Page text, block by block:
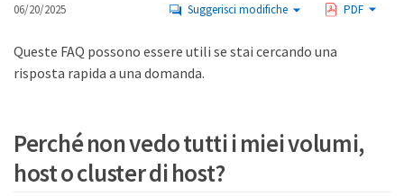
06/20/2025 Suggerisci modifiche PDF
Queste FAQ possono essere utili se stai cercando una
risposta rapida a una domanda.
Perché non vedo tutti i miei volumi,
host o cluster di host?